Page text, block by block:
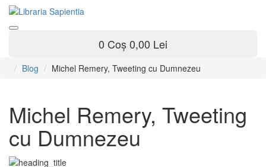
0 Coș0,00 Lei
Blog Michel Remery, Tweeting cu Dumnezeu
Michel Remery, Tweeting
cu Dumnezeu